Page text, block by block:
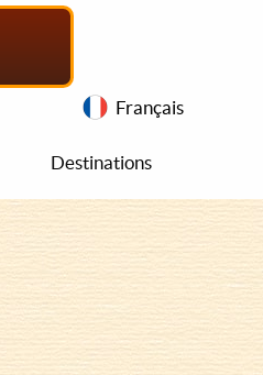
Français
Destinations